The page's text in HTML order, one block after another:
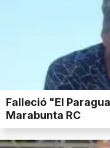
Falleció "El
Marabunta RC